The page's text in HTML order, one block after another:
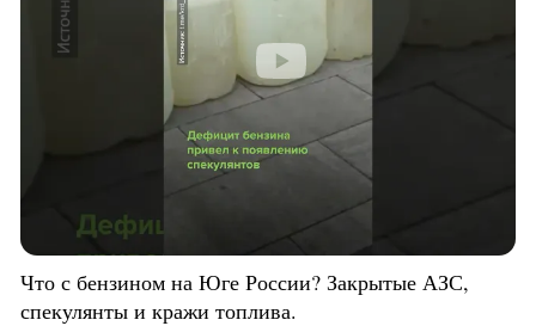
Что с бензином на Юге России? Закрытые АЗС,
спекулянты и кражи топлива.